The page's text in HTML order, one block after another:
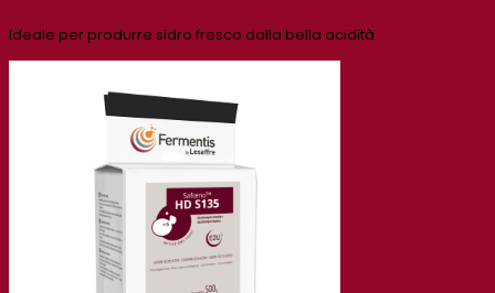
Ideale per produrre sidro fresco dalla bella acidità